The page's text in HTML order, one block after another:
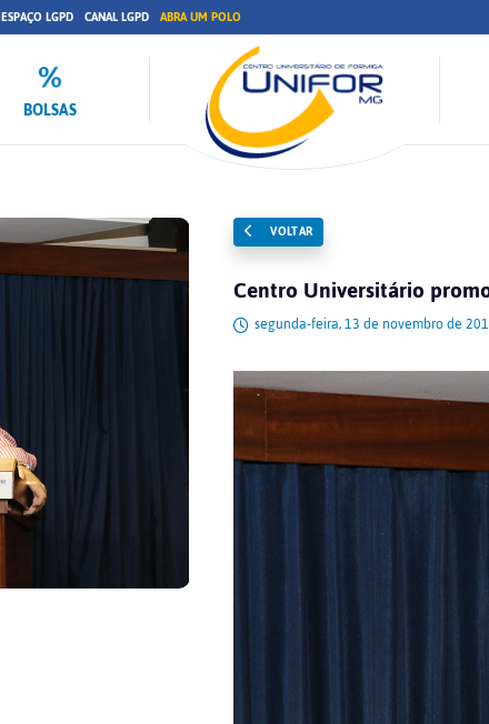
ESPAÇO LGPD CANAL LGPD ABRA UM POLO
BOLSAS
VOLTAR
Centro Universitário
segunda-feira, 13 de novembro de